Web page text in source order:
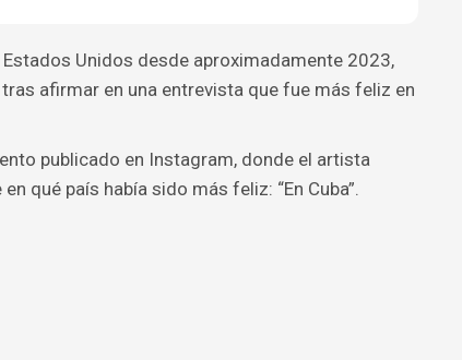
Unidos desde aproximadamente 2023,
afirmar en una entrevista que fue más feliz en
publicado en Instagram, donde el artista
qué país había sido más feliz: “En Cuba”.